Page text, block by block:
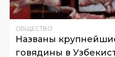
ОБЩЕСТВО
Названы
говядины в